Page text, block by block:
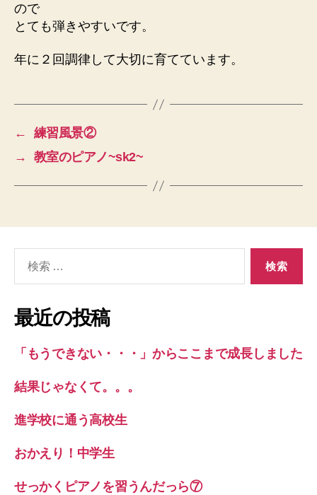
ので
とても弾きやすいです。
年に２回調律して大切に育てています。
←
練習風景②
→
教室のピアノ~sk2~
象:
最近の投稿
「もうできない・・・」からここまで成長しました
結果じゃなくて。。。
進学校に通う高校生
おかえり！中学生
せっかくピアノを習うんだっら⑦